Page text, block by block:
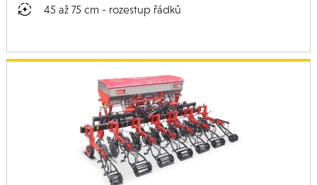
45 až 75 cm - rozestup řádků